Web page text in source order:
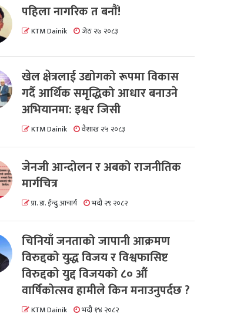
पहिला नागरिक त बनाैं!
KTM Dainik जेठ २७ २०८३
खेल क्षेत्रलाई उद्योगको रूपमा विकास
गर्दै आर्थिक समृद्धिको आधार बनाउने
अभियानमा: इश्वर जिसी
KTM Dainik वैशाख २५ २०८३
जेनजी आन्दोलन र अबको राजनीतिक
मार्गचित्र
प्रा. डा. ईन्दु आचार्य भदौ २९ २०८२
चिनियाँ जनताको जापानी आक्रमण
विरुद्दको युद्ध विजय र विश्वफासिष्ट
विरुद्दको युद्द विजयको ८० औं
वार्षिकोत्सव हामीले किन मनाउनुपर्दछ ?
KTM Dainik भदौ १४ २०८२